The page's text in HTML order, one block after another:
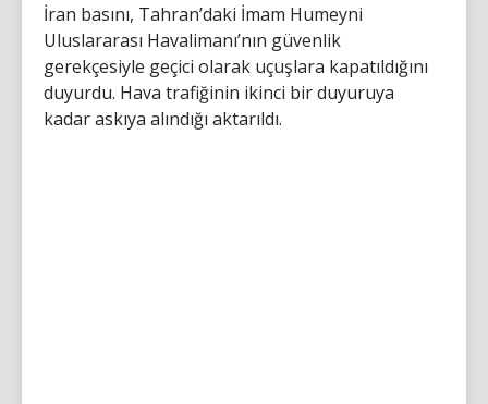
İran basını, Tahran’daki İmam Humeyni
Uluslararası Havalimanı’nın güvenlik
gerekçesiyle geçici olarak uçuşlara kapatıldığını
duyurdu. Hava trafiğinin ikinci bir duyuruya
kadar askıya alındığı aktarıldı.